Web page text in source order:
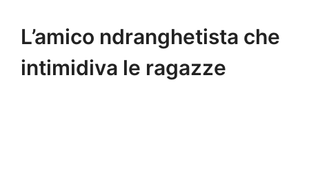
L’amico ndranghetista che
intimidiva le ragazze